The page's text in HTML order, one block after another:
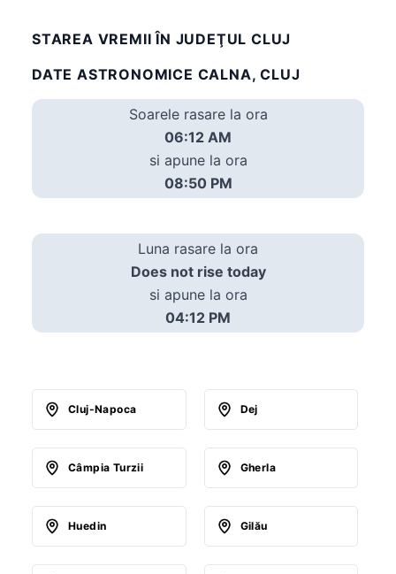
STAREA VREMII ÎN JUDEŢUL CLUJ
DATE ASTRONOMICE CALNA, CLUJ
Soarele rasare la ora
06:12 AM
si apune la ora
08:50 PM
Luna rasare la ora
Does not rise today
si apune la ora
04:12 PM
Cluj-Napoca Dej
Câmpia Turzii Gherla
Huedin Gilău